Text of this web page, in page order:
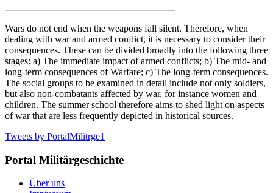
Wars do not end when the weapons fall silent. Therefore, when
dealing with war and armed conflict, it is necessary to consider their
consequences. These can be divided broadly into the following three
stages: a) The immediate impact of armed conflicts; b) The mid- and
long-term consequences of Warfare; c) The long-term consequences.
The social groups to be examined in detail include not only soldiers,
but also non-combatants affected by war, for instance women and
children. The summer school therefore aims to shed light on aspects
of war that are less frequently depicted in historical sources.
Tweets by PortalMilitrge1
Portal Militärgeschichte
Über uns